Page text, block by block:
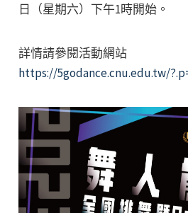
日（星期六）下午1時開始。
詳情請參閱活動網站
https://5godance.cnu.edu.tw/